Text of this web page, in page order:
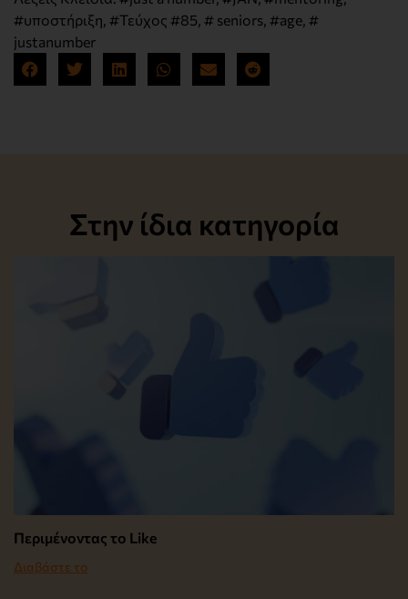
#υποστήριξη, #Τεύχος #85, # seniors, #age, #
justanumber
Στην ίδια κατηγορία
Περιμένοντας το Like
Διαβάστε το